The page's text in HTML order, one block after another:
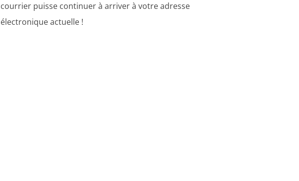
courrier puisse continuer à arriver à votre adresse
électronique actuelle !